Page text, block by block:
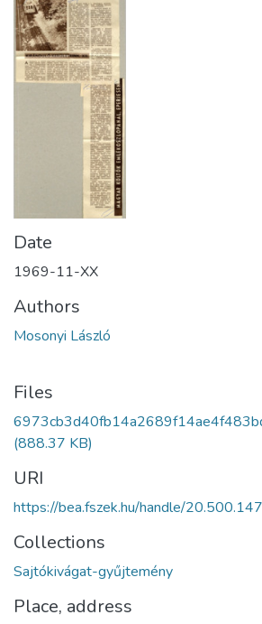
About us
Date
1969-11-XX
Authors
Mosonyi László
Files
(888.37 KB)
URI
https://bea.fszek.hu/handle/
Collections
Sajtókivágat-gyűjtemény
Place, address